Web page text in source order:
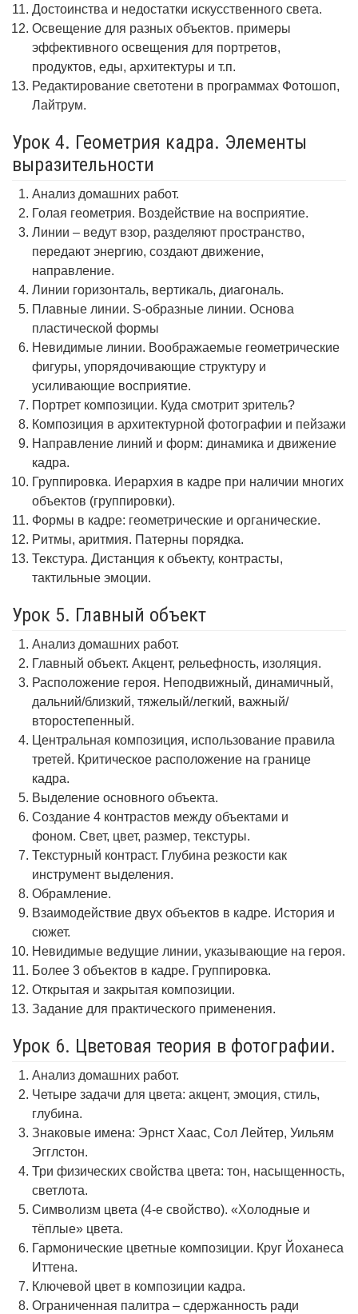
Достоинства и недостатки искусственного света.
Освещение для разных объектов. примеры
эффективного освещения для портретов,
продуктов, еды, архитектуры и т.п.
Редактирование светотени в программах Фотошоп,
Лайтрум.
Урок 4. Геометрия кадра. Элементы
выразительности
Анализ домашних работ.
Голая геометрия. Воздействие на восприятие.
Линии – ведут взор, разделяют пространство,
передают энергию, создают движение,
направление.
Линии горизонталь, вертикаль, диагональ.
Плавные линии. S-образные линии. Основа
пластической формы
Невидимые линии. Воображаемые геометрические
фигуры, упорядочивающие структуру и
усиливающие восприятие.
Портрет композиции. Куда смотрит зритель?
Композиция в архитектурной фотографии и пейзажи
Направление линий и форм: динамика и движение
кадра.
Группировка. Иерархия в кадре при наличии многих
объектов (группировки).
Формы в кадре: геометрические и органические.
Ритмы, аритмия. Патерны порядка.
Текстура. Дистанция к объекту, контрасты,
тактильные эмоции.
Урок 5. Главный объект
Анализ домашних работ.
Главный объект. Акцент, рельефность, изоляция.
Расположение героя. Неподвижный, динамичный,
дальний/близкий, тяжелый/легкий, важный/
второстепенный.
Центральная композиция, использование правила
третей. Критическое расположение на границе
кадра.
Выделение основного объекта.
Создание 4 контрастов между объектами и
фоном. Свет, цвет, размер, текстуры.
Текстурный контраст. Глубина резкости как
инструмент выделения.
Обрамление.
Взаимодействие двух объектов в кадре. История и
сюжет.
Невидимые ведущие линии, указывающие на героя.
Более 3 объектов в кадре. Группировка.
Открытая и закрытая композиции.
Задание для практического применения.
Урок 6. Цветовая теория в фотографии.
Анализ домашних работ.
Четыре задачи для цвета: акцент, эмоция, стиль,
глубина.
Знаковые имена: Эрнст Хаас, Сол Лейтер, Уильям
Эгглстон.
Три физических свойства цвета: тон, насыщенность,
светлота.
Символизм цвета (4-е свойство). «Холодные и
тёплые» цвета.
Гармонические цветные композиции. Круг Йоханеса
Иттена.
Ключевой цвет в композиции кадра.
Ограниченная палитра – сдержанность ради